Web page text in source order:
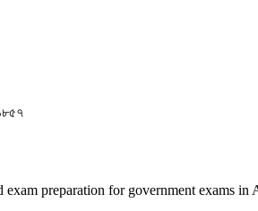
preparation for government exams